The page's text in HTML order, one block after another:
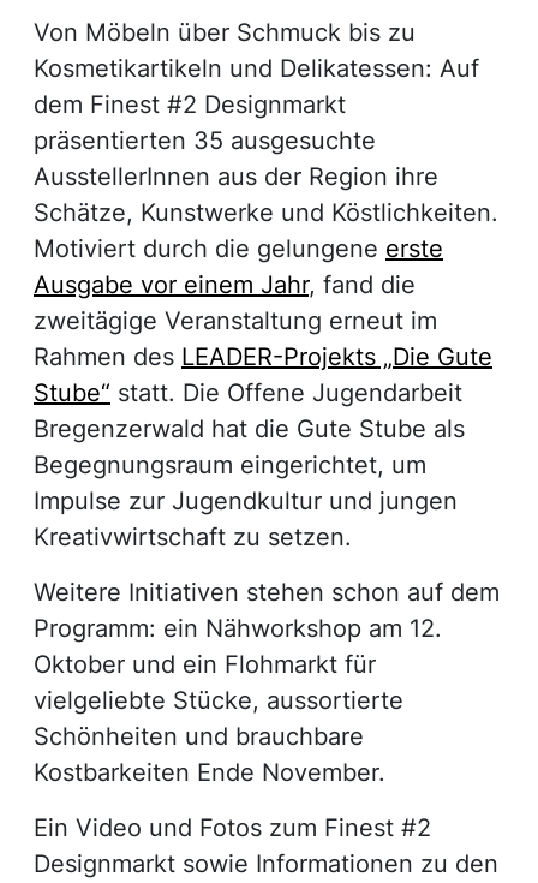
Von Möbeln über Schmuck bis zu
Kosmetikartikeln und Delikatessen: Auf
dem Finest #2 Designmarkt
präsentierten 35 ausgesuchte
AusstellerInnen aus der Region ihre
Schätze, Kunstwerke und Köstlichkeiten.
Motiviert durch die gelungene erste
Ausgabe vor einem Jahr, fand die
zweitägige Veranstaltung erneut im
Rahmen des LEADER-Projekts „Die Gute
Stube“ statt. Die Offene Jugendarbeit
Bregenzerwald hat die Gute Stube als
Begegnungsraum eingerichtet, um
Impulse zur Jugendkultur und jungen
Kreativwirtschaft zu setzen.
Weitere Initiativen stehen schon auf dem
Programm: ein Nähworkshop am 12.
Oktober und ein Flohmarkt für
vielgeliebte Stücke, aussortierte
Schönheiten und brauchbare
Kostbarkeiten Ende November.
Ein Video und Fotos zum Finest #2
Designmarkt sowie Informationen zu den